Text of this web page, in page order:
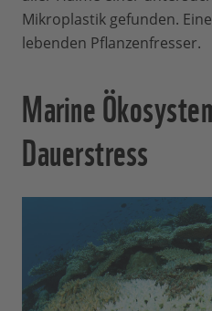
Mikroplastik gefunden.
lebenden Pflanzenfresser.
Marine
Dauerstress